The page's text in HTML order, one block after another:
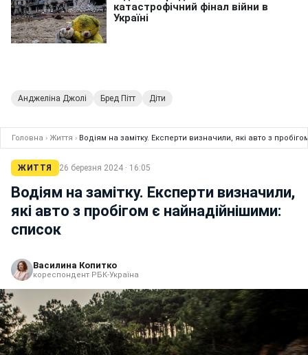
Анджеліна Джолі Бред Пітт Діти
Головна › Життя › Водіям на замітку. Експерти визначили, які авто з
ЖИТТЯ 26 березня 2024 · 16:05
Водіям на замітку. Експерти визначили,
які авто з пробігом є найнадійнішими:
список
Василина Копитко
кореспондент РБК-Україна